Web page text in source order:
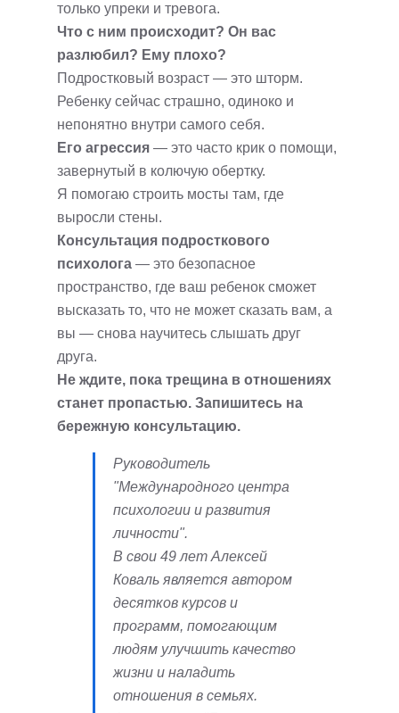
только упреки и тревога.
Что с ним происходит? Он вас
разлюбил? Ему плохо?
Подростковый возраст — это шторм.
Ребенку сейчас страшно, одиноко и
непонятно внутри самого себя.
Его агрессия — это часто крик о помощи,
завернутый в колючую обертку.
Я помогаю строить мосты там, где
выросли стены.
Консультация подросткового
психолога — это безопасное
пространство, где ваш ребенок сможет
высказать то, что не может сказать вам, а
вы — снова научитесь слышать друг
друга.
Не ждите, пока трещина в отношениях
станет пропастью. Запишитесь на
бережную консультацию.
Руководитель
"Международного центра
психологии и развития
личности".
В свои 49 лет Алексей
Коваль является автором
десятков курсов и
программ, помогающим
людям улучшить качество
жизни и наладить
отношения в семьях.